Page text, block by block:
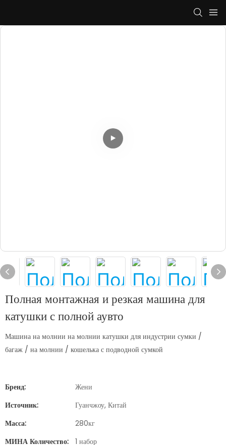
Полная монтажная и резкая машина для
катушки с полной аувто
Машина на молнии на молнии катушки для индустрии сумки /
багаж / на молнии / кошелька с подводной сумкой
Бренд:
Жени
Источник:
Гуанчжоу, Китай
Масса:
280кг
МИНА Количество:
1 набор